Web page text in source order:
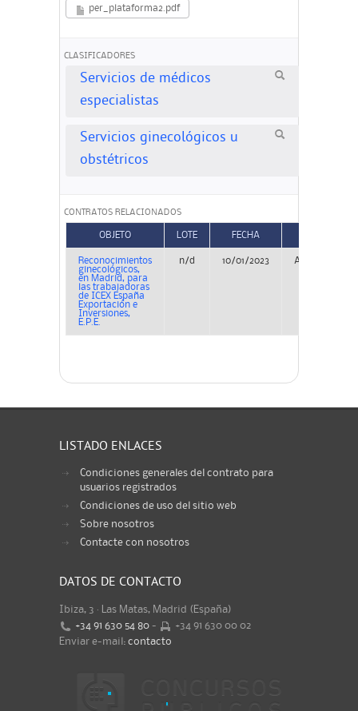
per_plataforma2.pdf
CLASIFICADORES
Servicios de médicos
especialistas
Servicios ginecológicos u
obstétricos
CONTRATOS RELACIONADOS
OBJETO LOTE FECHA
Reconocimientos
ginecológicos,
en Madrid, para
las trabajadoras
de ICEX España
Exportación e
Inversiones,
E.P.E.
n/d 10/01/2023 Adjudicación
LISTADO ENLACES
Condiciones generales del contrato para
usuarios registrados
Condiciones de uso del sitio web
Sobre nosotros
Contacte con nosotros
DATOS DE CONTACTO
Ibiza, 3 · Las Matas, Madrid (España)
+34 91 630 54 80 -
+34 91 630 00 02
Enviar e-mail: contacto